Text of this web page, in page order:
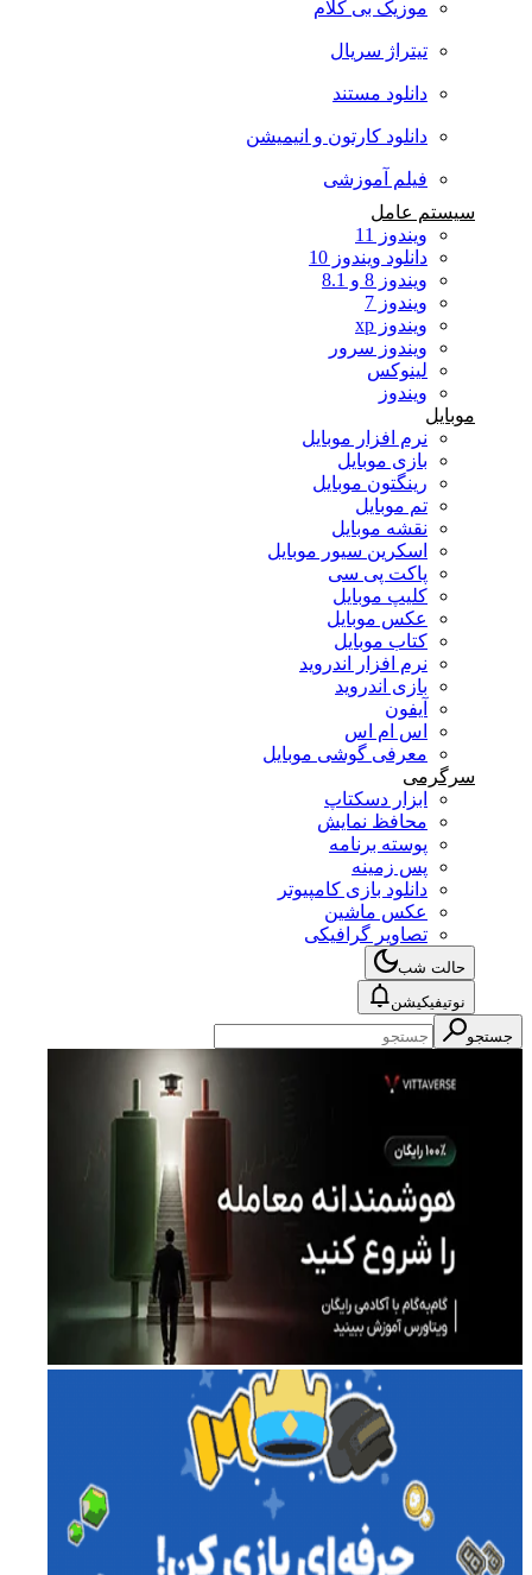
موزیک بی کلام
تیتراژ سریال
دانلود مستند
دانلود کارتون و انیمیشن
فیلم آموزشی
سیستم عامل
ویندوز 11
دانلود ویندوز 10
ویندوز 8 و 8.1
ویندوز 7
ویندوز xp
ویندوز سرور
لینوکس
ویندوز
موبایل
نرم افزار موبایل
بازی موبایل
رینگتون موبایل
تم موبایل
نقشه موبایل
اسکرین سیور موبایل
پاکت پی سی
کلیپ موبایل
عکس موبایل
کتاب موبایل
نرم افزار اندروید
بازی اندروید
آیفون
اس ام اس
معرفی گوشی موبایل
سرگرمی
ابزار دسکتاپ
محافظ نمایش
پوسته برنامه
پس زمینه
دانلود بازی کامپیوتر
عکس ماشین
تصاویر گرافیکی
حالت شب
نوتیفیکیشن
جستجو